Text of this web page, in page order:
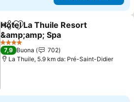
CondividiAggiungi ai preferiti
Hotel La Thuile Resort
&amp;amp; Spa
Scopri i prezzi
4 Stelle
7,9 Buona
702
La Thuile, 5.9 km da: Pré-Saint-Didier